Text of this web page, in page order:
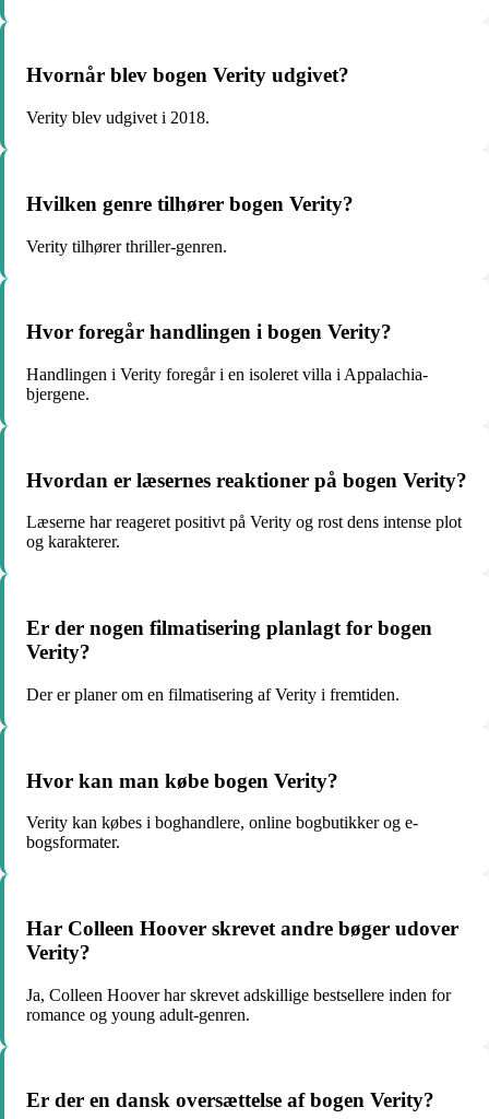
Hvornår blev bogen Verity udgivet?
Verity blev udgivet i 2018.
Hvilken genre tilhører bogen Verity?
Verity tilhører thriller-genren.
Hvor foregår handlingen i bogen Verity?
Handlingen i Verity foregår i en isoleret villa i Appalachia-
bjergene.
Hvordan er læsernes reaktioner på bogen Verity?
Læserne har reageret positivt på Verity og rost dens intense plot
og karakterer.
Er der nogen filmatisering planlagt for bogen
Verity?
Der er planer om en filmatisering af Verity i fremtiden.
Hvor kan man købe bogen Verity?
Verity kan købes i boghandlere, online bogbutikker og e-
bogsformater.
Har Colleen Hoover skrevet andre bøger udover
Verity?
Ja, Colleen Hoover har skrevet adskillige bestsellere inden for
romance og young adult-genren.
Er der en dansk oversættelse af bogen Verity?